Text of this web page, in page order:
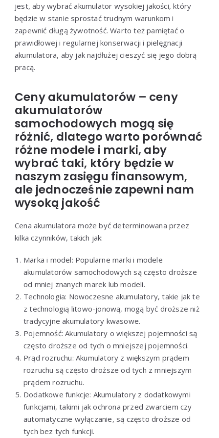
jest, aby wybrać akumulator wysokiej jakości, który
będzie w stanie sprostać trudnym warunkom i
zapewnić długą żywotność. Warto też pamiętać o
prawidłowej i regularnej konserwacji i pielęgnacji
akumulatora, aby jak najdłużej cieszyć się jego dobrą
pracą.
Ceny akumulatorów – ceny
akumulatorów
samochodowych mogą się
różnić, dlatego warto porównać
różne modele i marki, aby
wybrać taki, który będzie w
naszym zasięgu finansowym,
ale jednocześnie zapewni nam
wysoką jakość
Cena akumulatora może być determinowana przez
kilka czynników, takich jak:
Marka i model: Popularne marki i modele
akumulatorów samochodowych są często droższe
od mniej znanych marek lub modeli.
Technologia: Nowoczesne akumulatory, takie jak te
z technologią litowo-jonową, mogą być droższe niż
tradycyjne akumulatory kwasowe.
Pojemność: Akumulatory o większej pojemności są
często droższe od tych o mniejszej pojemności.
Prąd rozruchu: Akumulatory z większym prądem
rozruchu są często droższe od tych z mniejszym
prądem rozruchu.
Dodatkowe funkcje: Akumulatory z dodatkowymi
funkcjami, takimi jak ochrona przed zwarciem czy
automatyczne wyłączanie, są często droższe od
tych bez tych funkcji.